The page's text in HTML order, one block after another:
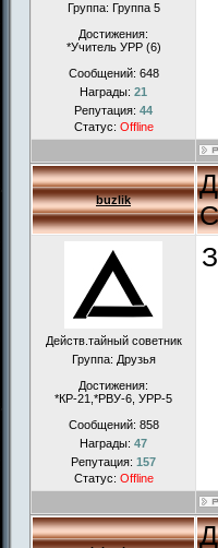
Группа: Группа 5
Достижения:
*Учитель УРР (6)
Сообщений: 648
Награды: 21
Репутация: 44
Статус: Offline
buzlik
Действ.тайный советник
Группа: Друзья
Достижения:
*КР-21,*РВУ-6, УРР-5
Сообщений: 858
Награды: 47
Репутация: 157
Статус: Offline